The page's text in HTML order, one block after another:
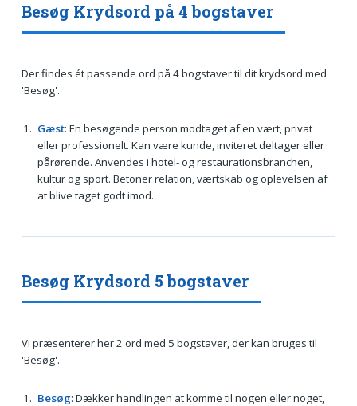
Besøg Krydsord på 4 bogstaver
Der findes ét passende ord på 4 bogstaver til dit krydsord med
'Besøg'.
Gæst: En besøgende person modtaget af en vært, privat
eller professionelt. Kan være kunde, inviteret deltager eller
pårørende. Anvendes i hotel- og restaurationsbranchen,
kultur og sport. Betoner relation, værtskab og oplevelsen af
at blive taget godt imod.
Besøg Krydsord 5 bogstaver
Vi præsenterer her 2 ord med 5 bogstaver, der kan bruges til
'Besøg'.
Besøg: Dækker handlingen at komme til nogen eller noget,